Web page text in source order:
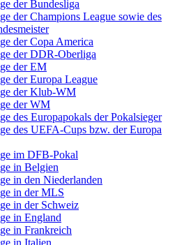
der Bundesliga
der Champions League sowie des
der Copa America
der DDR-Oberliga
der EM
der Europa League
der Klub-WM
der WM
des Europapokals der Pokalsieger
des UEFA-Cups bzw. der Europa
im DFB-Pokal
in Belgien
in den Niederlanden
in der MLS
in der Schweiz
in England
in Frankreich
in Italien